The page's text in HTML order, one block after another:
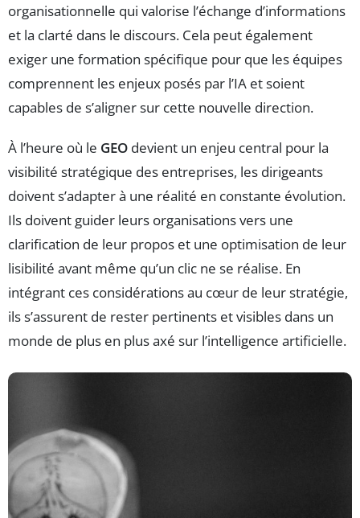
organisationnelle qui valorise l’échange d’informations
et la clarté dans le discours. Cela peut également
exiger une formation spécifique pour que les équipes
comprennent les enjeux posés par l’IA et soient
capables de s’aligner sur cette nouvelle direction.
À l’heure où le GEO devient un enjeu central pour la
visibilité stratégique des entreprises, les dirigeants
doivent s’adapter à une réalité en constante évolution.
Ils doivent guider leurs organisations vers une
clarification de leur propos et une optimisation de leur
lisibilité avant même qu’un clic ne se réalise. En
intégrant ces considérations au cœur de leur stratégie,
ils s’assurent de rester pertinents et visibles dans un
monde de plus en plus axé sur l’intelligence artificielle.